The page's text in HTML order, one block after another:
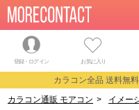
登録・ログイン お気に入り
カラコン全品 送料無
カラコン通販 モアコン > イメー